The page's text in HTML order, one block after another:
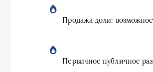
Продажа доли:
Первичное публичное